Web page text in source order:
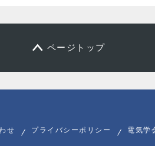
ページトップ
せ プライバシーポリシー 電気学